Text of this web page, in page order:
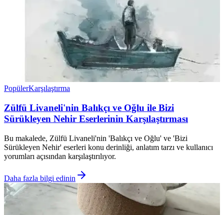
PopülerKarşılaştırma
Zülfü Livaneli'nin Balıkçı ve Oğlu ile Bizi
Sürükleyen Nehir Eserlerinin Karşılaştırması
Bu makalede, Zülfü Livaneli'nin 'Balıkçı ve Oğlu' ve 'Bizi
Sürükleyen Nehir' eserleri konu derinliği, anlatım tarzı ve kullanıcı
yorumları açısından karşılaştırılıyor.
Daha fazla bilgi edinin